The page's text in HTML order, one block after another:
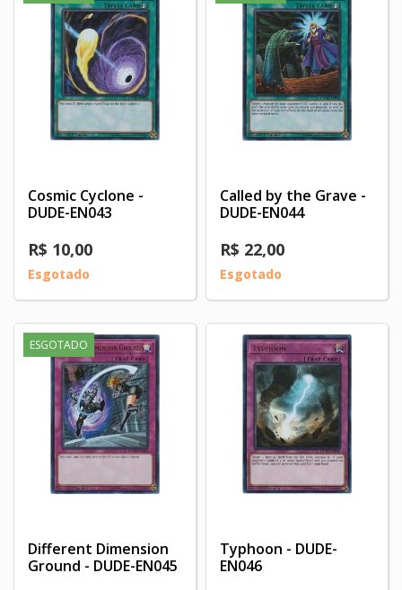
Cosmic Cyclone -
DUDE-EN043
R$ 10,00
Esgotado
Called by the Grave -
DUDE-EN044
R$ 22,00
Esgotado
ESGOTADO
Different Dimension
Ground - DUDE-EN045
Typhoon - DUDE-
EN046